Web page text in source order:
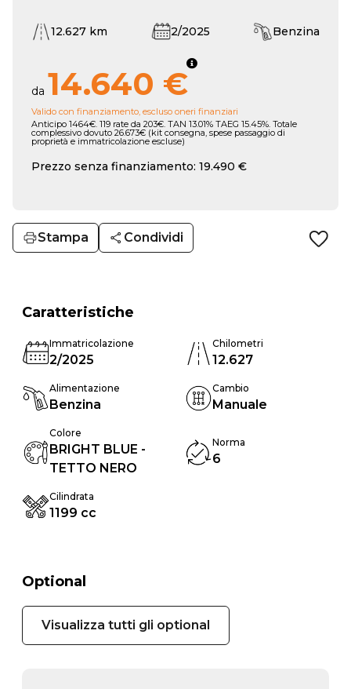
12.627 km 2/2025 Benzina
da 14.640 €
Valido con finanziamento, escluso oneri finanziari
Anticipo 1464€. 119 rate da 203€. TAN 13.01% TAEG 15.45%. Totale
complessivo dovuto 26.673€ (kit consegna, spese passaggio di
proprietà e immatricolazione escluse)
Prezzo senza finanziamento: 19.490 €
Stampa Condividi
Caratteristiche
Immatricolazione
2/2025
Chilometri
12.627
Alimentazione
Benzina
Cambio
Manuale
Colore
BRIGHT BLUE -
TETTO NERO
Norma
6
Cilindrata
1199 cc
Optional
Visualizza tutti gli optional